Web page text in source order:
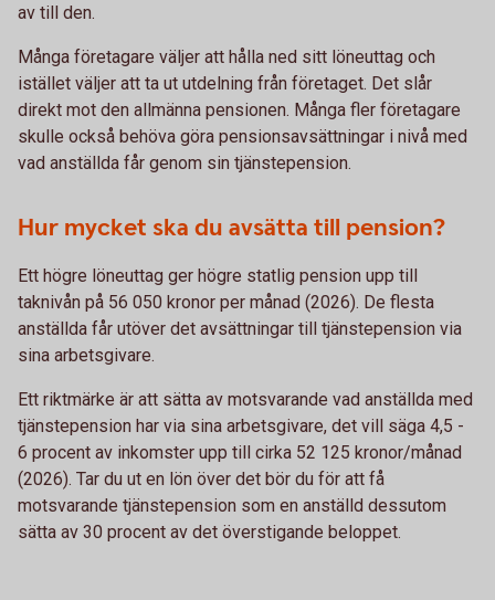
av till den.
Många företagare väljer att hålla ned sitt löneuttag och
istället väljer att ta ut utdelning från företaget. Det slår
direkt mot den allmänna pensionen. Många fler företagare
skulle också behöva göra pensionsavsättningar i nivå med
vad anställda får genom sin tjänstepension.
Hur mycket ska du avsätta till pension?
Ett högre löneuttag ger högre statlig pension upp till
taknivån på 56 050 kronor per månad (2026). De flesta
anställda får utöver det avsättningar till tjänstepension via
sina arbetsgivare.
Ett riktmärke är att sätta av motsvarande vad anställda med
tjänstepension har via sina arbetsgivare, det vill säga 4,5 -
6 procent av inkomster upp till cirka 52 125 kronor/månad
(2026). Tar du ut en lön över det bör du för att få
motsvarande tjänstepension som en anställd dessutom
sätta av 30 procent av det överstigande beloppet.